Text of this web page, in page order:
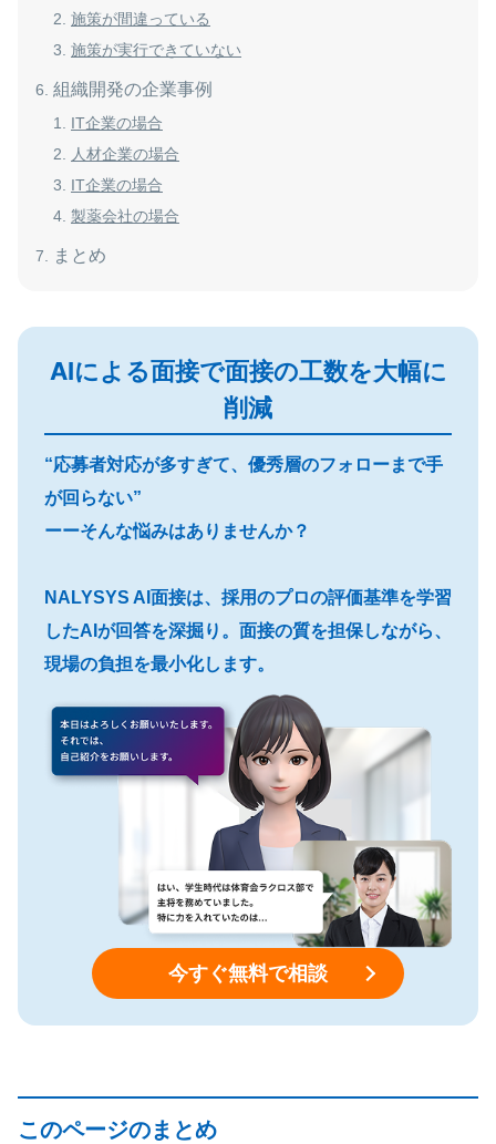
施策が間違っている
施策が実行できていない
組織開発の企業事例
IT企業の場合
人材企業の場合
IT企業の場合
製薬会社の場合
まとめ
AIによる面接で面接の工数を大幅に
削減
“応募者対応が多すぎて、優秀層のフォローまで手
が回らない”
ーーそんな悩みはありませんか？
NALYSYS AI面接は、採用のプロの評価基準を学習
したAIが回答を深掘り。面接の質を担保しながら、
現場の負担を最小化します。
今すぐ無料で相談
このページのまとめ